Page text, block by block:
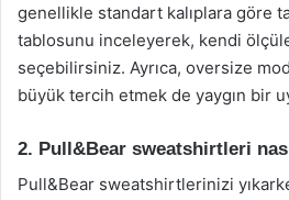
genellikle standart kalıplara göre
tablosunu inceleyerek, kendi
seçebilirsiniz. Ayrıca, oversize
büyük tercih etmek de yaygın bir
2. Pull&Bear sweatshirtleri
Pull&Bear sweatshirtlerinizi